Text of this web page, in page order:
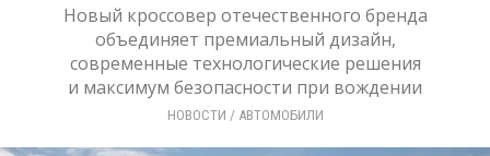
Новый кроссовер отечественного бренда
объединяет премиальный дизайн,
современные технологические решения
и максимум безопасности при вождении
НОВОСТИ / АВТОМОБИЛИ